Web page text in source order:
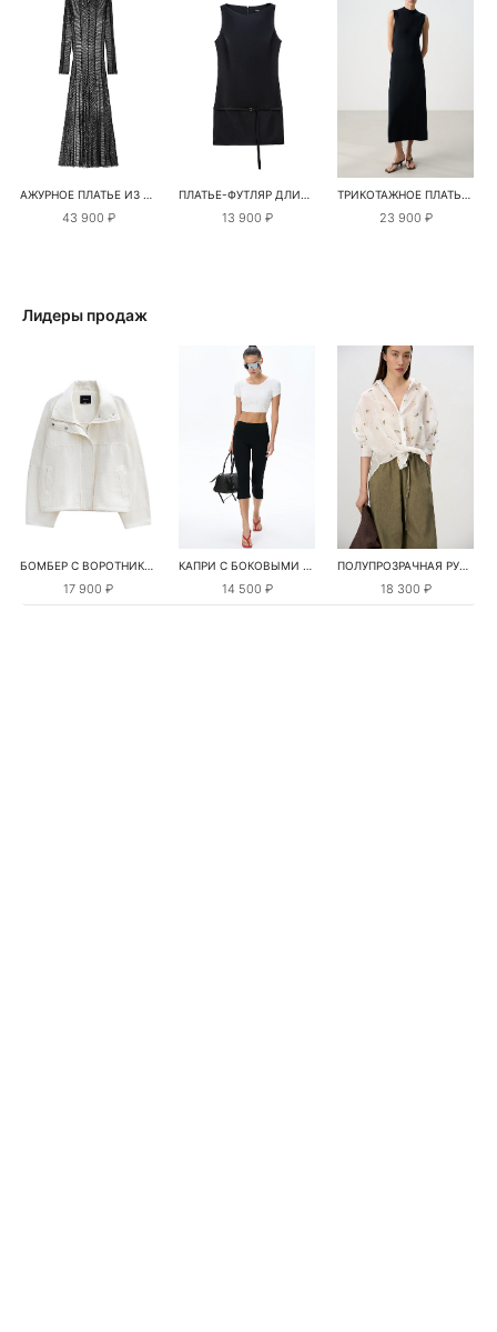
АЖУРНОЕ ПЛАТЬЕ ИЗ МОХЕРА И ШЕРСТИ АЛЬПАКА
43 900 ₽
ПЛАТЬЕ-ФУТЛЯР ДЛИНЫ МИНИ
13 900 ₽
ТРИКОТАЖНОЕ ПЛАТЬЕ С ВОРОТНИКОМ-СТОЙКОЙ
23 900 ₽
Лидеры продаж
БОМБЕР С ВОРОТНИКОМ-СТОЙКОЙ
17 900 ₽
КАПРИ С БОКОВЫМИ РАЗРЕЗАМИ
14 500 ₽
ПОЛУПРОЗРАЧНАЯ РУБАШКА С РОМАШКАМИ
18 300 ₽